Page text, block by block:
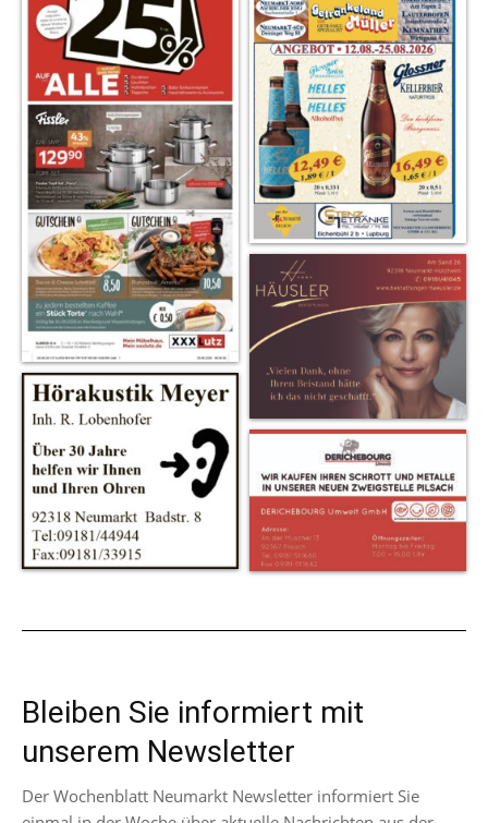
Bleiben Sie informiert mit
unserem Newsletter
Der Wochenblatt Neumarkt Newsletter informiert Sie